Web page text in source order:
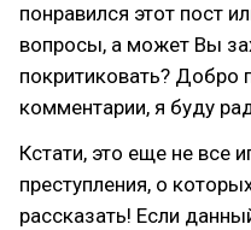
понравился этот пост
вопросы, а может Вы
покритиковать? Добро
комментарии, я буду
Кстати, это еще не все
преступления, о
рассказать! Если